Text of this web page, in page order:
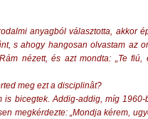
anyagból választotta, akkor
s ahogy hangosan olvastam az
nézett, és azt mondta: „Te
meg ezt a disciplinât?
bicegtek. Addig-addig, míg
megkérdezte: „Mondja kérem,